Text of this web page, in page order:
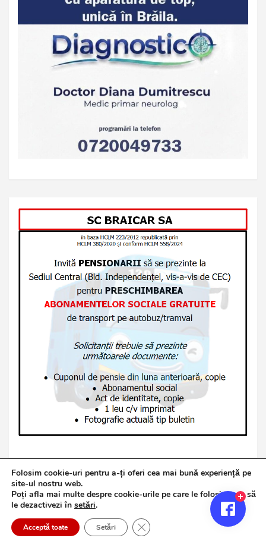
Copyright © 2026Jurnalul de Brăila
Politică de confidențialitate
Theme Horse
Proudly Powered by:WordPress
Folosim cookie-uri pentru a-ți oferi cea mai bună experiență pe
site-ul nostru web.
Poți afla mai multe despre cookie-urile pe care le folosim sau să
le dezactivezi în setări.
Acceptă toate Setări Close GDPR Cookie Banner